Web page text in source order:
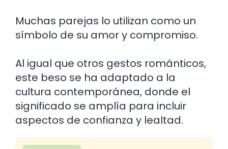
Muchas parejas lo utilizan como un
símbolo de su amor y compromiso.
Al igual que otros gestos románticos,
este beso se ha adaptado a la
cultura contemporánea, donde el
significado se amplía para incluir
aspectos de confianza y lealtad.